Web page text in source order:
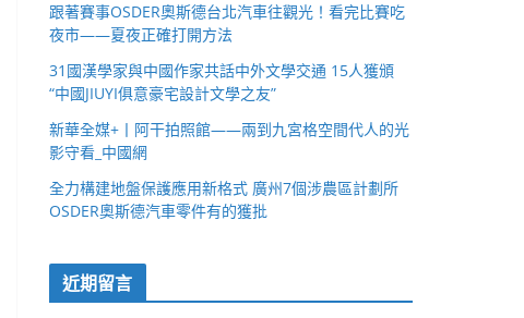
跟著賽事OSDER奧斯德台北汽車往觀光！看完比賽吃
夜市——夏夜正確打開方法
31國漢學家與中國作家共話中外文學交通 15人獲頒
“中國JIUYI俱意豪宅設計文學之友”
新華全媒+丨阿干拍照館——兩到九宮格空間代人的光
影守看_中國網
全力構建地盤保護應用新格式 廣州7個涉農區計劃所
OSDER奧斯德汽車零件有的獲批
近期留言